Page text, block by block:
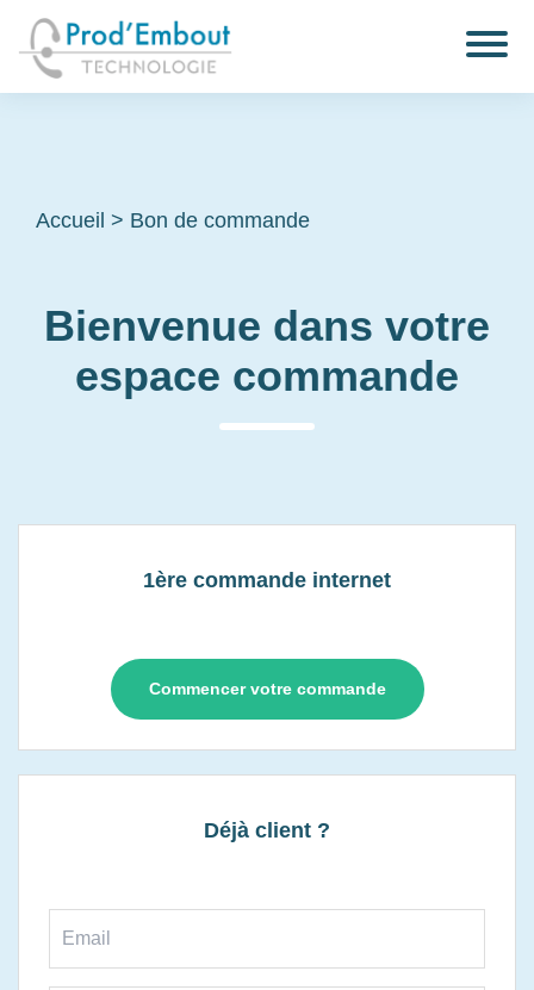
Accueil > Bon de commande
Bienvenue dans votre
espace commande
1ère commande internet
Commencer votre commande
Déjà client ?